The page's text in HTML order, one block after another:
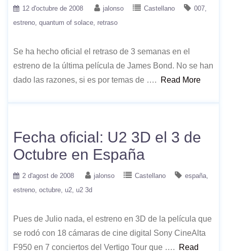
12 d'octubre de 2008 jalonso Castellano
007
estreno quantum of solace retraso
Se ha hecho oficial el retraso de 3 semanas en el
estreno de la última película de James Bond. No se han
dado las razones, si es por temas de ….
Read More
Fecha oficial: U2 3D el 3 de
Octubre en España
2 d'agost de 2008 jalonso Castellano
españa
estreno octubre u2 u2 3d
Pues de Julio nada, el estreno en 3D de la película que
se rodó con 18 cámaras de cine digital Sony CineAlta
F950 en 7 conciertos del Vertigo Tour que ….
Read